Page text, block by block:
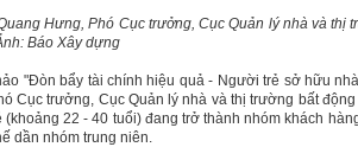
Hưng, Phó Cục trưởng, Cục Quản lý nhà và thị
Báo Xây dựng
"Đòn bẩy tài chính hiệu quả - Người trẻ sở hữu
Cục trưởng, Cục Quản lý nhà và thị trường bất
(khoảng 22 - 40 tuổi) đang trở thành nhóm khách
dần nhóm trung niên.